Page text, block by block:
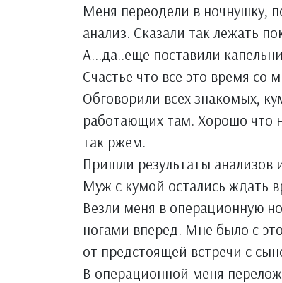
Меня переодели в ночнушку,
анализ. Сказали так лежать
А...да..еще поставили
Счастье что все это время
Обговорили всех знакомых,
работающих там. Хорошо что
так ржем.
Пришли результаты анализов
Муж с кумой остались ждать
Везли меня в операционную
ногами вперед. Мне было с
от предстоящей встречи с
В операционной меня